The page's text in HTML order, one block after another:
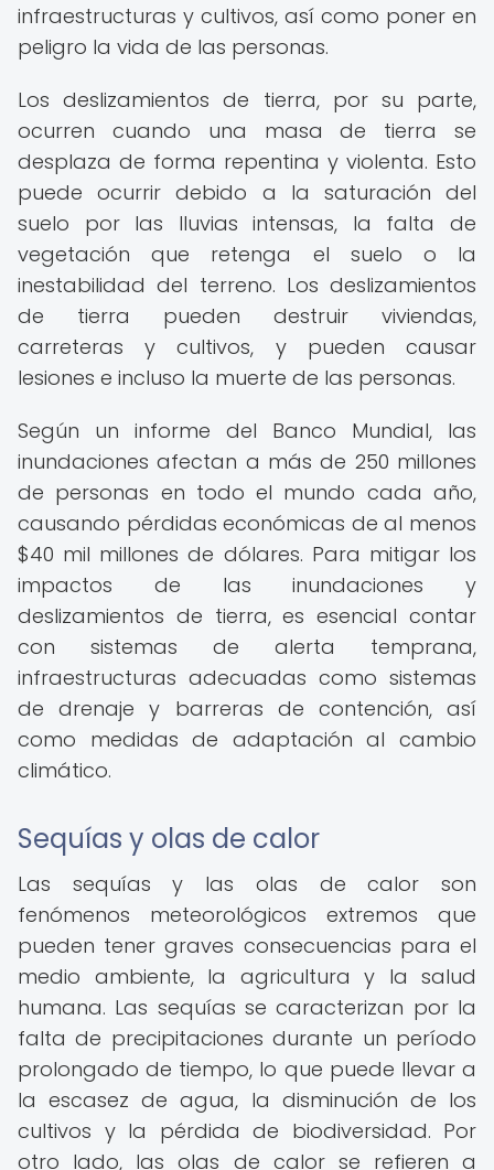
infraestructuras y cultivos, así como poner en
peligro la vida de las personas.
Los deslizamientos de tierra, por su parte,
ocurren cuando una masa de tierra se
desplaza de forma repentina y violenta. Esto
puede ocurrir debido a la saturación del
suelo por las lluvias intensas, la falta de
vegetación que retenga el suelo o la
inestabilidad del terreno. Los deslizamientos
de tierra pueden destruir viviendas,
carreteras y cultivos, y pueden causar
lesiones e incluso la muerte de las personas.
Según un informe del Banco Mundial, las
inundaciones afectan a más de 250 millones
de personas en todo el mundo cada año,
causando pérdidas económicas de al menos
$40 mil millones de dólares. Para mitigar los
impactos de las inundaciones y
deslizamientos de tierra, es esencial contar
con sistemas de alerta temprana,
infraestructuras adecuadas como sistemas
de drenaje y barreras de contención, así
como medidas de adaptación al cambio
climático.
Sequías y olas de calor
Las sequías y las olas de calor son
fenómenos meteorológicos extremos que
pueden tener graves consecuencias para el
medio ambiente, la agricultura y la salud
humana. Las sequías se caracterizan por la
falta de precipitaciones durante un período
prolongado de tiempo, lo que puede llevar a
la escasez de agua, la disminución de los
cultivos y la pérdida de biodiversidad. Por
otro lado, las olas de calor se refieren a